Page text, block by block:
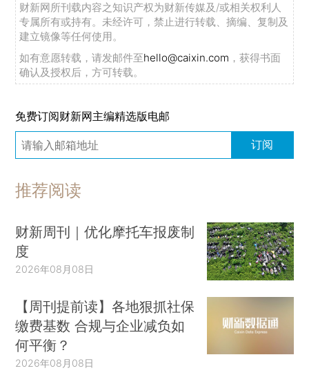
财新网所刊载内容之知识产权为财新传媒及/或相关权利人
专属所有或持有。未经许可，禁止进行转载、摘编、复制及
建立镜像等任何使用。
如有意愿转载，请发邮件至hello@caixin.com ，获得书面
确认及授权后，方可转载。
免费订阅财新网主编精选版电邮
订阅
推荐阅读
财新周刊｜优化摩托车报废制
度
2026年08月08日
【周刊提前读】各地狠抓社保
缴费基数 合规与企业减负如
何平衡？
2026年08月08日